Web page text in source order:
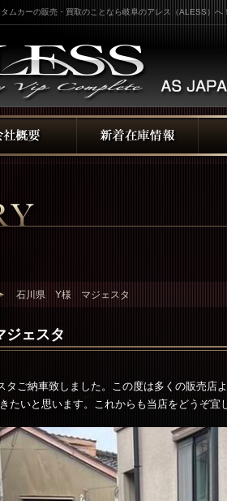
ムカーの販売・買取のことなら岐阜のアレス（ALESS）へ
石川県 Y様 マジェスタ
ェスタ
納車致しました。この度は多くの販売店
たいと思います。これからも当店をどうぞ